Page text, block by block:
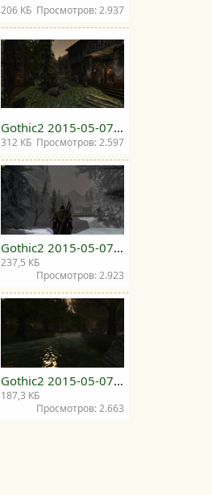
206 КБ Просмотров: 2.937
Gothic2 2015-05-07 19-58-46-64.jpg
312 КБ Просмотров: 2.597
Gothic2 2015-05-07 20-08-43-10.jpg
237,5 КБ
Просмотров: 2.923
Gothic2 2015-05-07 20-17-13-85.jpg
187,3 КБ
Просмотров: 2.663